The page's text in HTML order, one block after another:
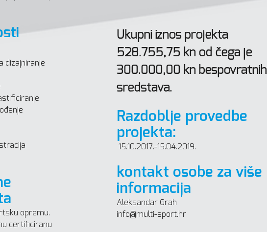
dizajniranje
opremu.
certificiranu
Ukupni iznos projekta
528.755,75 kn od čega je
300.000,00 kn bespovratnih
sredstava.
Razdoblje provedbe
projekta:
15.10.2017.-15.04.2019.
kontakt osobe za više
informacija
Aleksandar Grah
info@multi-sport.hr